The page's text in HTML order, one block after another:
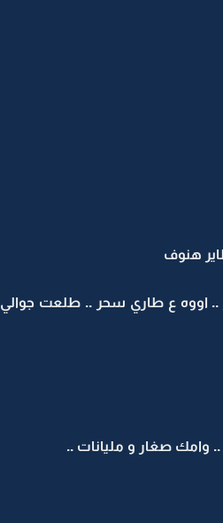
هنوف
.. اووه ع طاري سحر .. طلعت جوالي
وامك صغار و مليانات ..